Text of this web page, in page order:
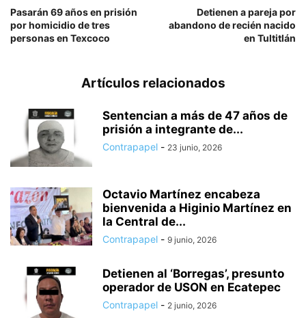
Pasarán 69 años en prisión
por homicidio de tres
personas en Texcoco
Detienen a pareja por
abandono de recién nacido
en Tultitlán
Artículos relacionados
Sentencian a más de 47 años de
prisión a integrante de...
Contrapapel - 23 junio, 2026
Octavio Martínez encabeza
bienvenida a Higinio Martínez en
la Central de...
Contrapapel - 9 junio, 2026
Detienen al ‘Borregas’, presunto
operador de USON en Ecatepec
Contrapapel - 2 junio, 2026